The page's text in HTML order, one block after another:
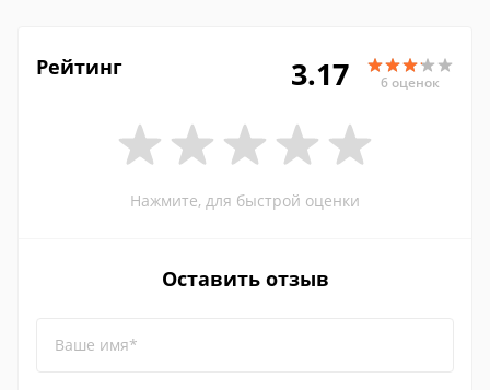
Рейтинг 3.17 6 оценок
Нажмите, для быстрой оценки
Оставить отзыв
Ваше имя*